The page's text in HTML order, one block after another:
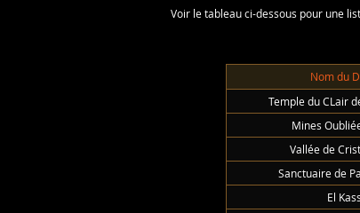
Voir le tableau ci-dessous pour une
Nom du
Temple du CLair
Mines
Vallée de
Sanctuaire de
El